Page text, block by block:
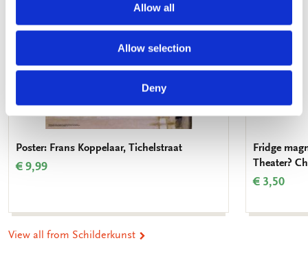
Allow all
Allow selection
Deny
Poster: Frans Koppelaar, Tichelstraat
€ 9,99
Fridge
Theater?
€ 3,50
View all from Schilderkunst